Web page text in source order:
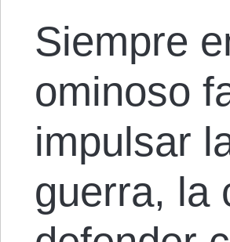
Siempre
ominoso
impulsar
guerra, la